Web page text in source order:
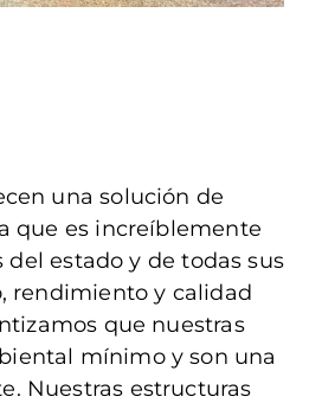
una solución de
que es increíblemente
estado y de todas sus
rendimiento y calidad
que nuestras
mínimo y son una
Nuestras estructuras